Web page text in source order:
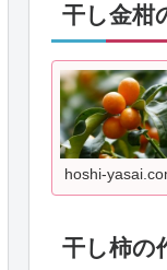
干し金柑
hoshi-
干し柿の